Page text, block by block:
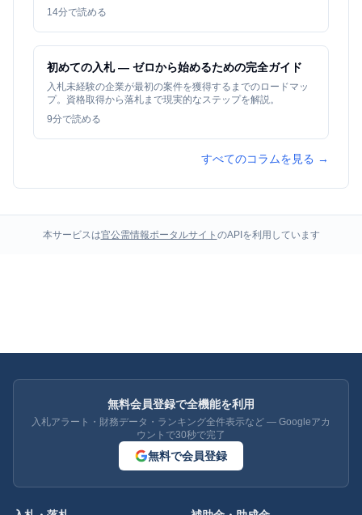
14分で読める
初めての入札 — ゼロから始めるための完全ガイド
入札未経験の企業が最初の案件を獲得するまでのロードマッ
プ。資格取得から落札まで現実的なステップを解説。
9分で読める
すべてのコラムを見る →
本サービスは官公需情報ポータルサイト のAPIを利用しています
無料会員登録で全機能を利用
入札アラート・財務データ・ランキング全件表示など — Googleアカ
ウントで30秒で完了
無料で会員登録